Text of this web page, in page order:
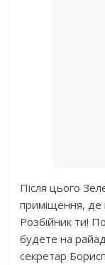
Після цього
приміщення, де
Розбійник ти!
будете на
секретар